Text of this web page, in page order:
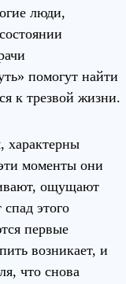
люди,
помогут найти
к трезвой жизни.
характерны
моменты они
ощущают
этого
первые
возникает, и
что снова